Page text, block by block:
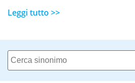
Leggi tutto >>